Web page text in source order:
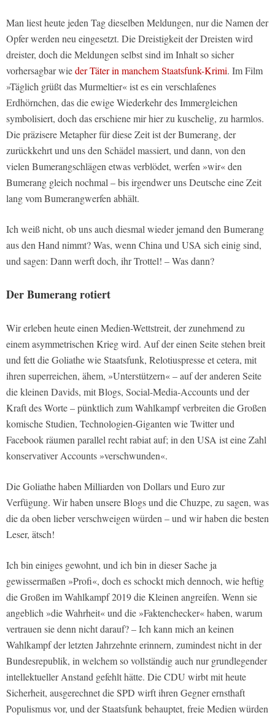
Man liest heute jeden Tag dieselben Meldungen, nur die Namen der
Opfer werden neu eingesetzt. Die Dreistigkeit der Dreisten wird
dreister, doch die Meldungen selbst sind im Inhalt so sicher
vorhersagbar wieder Täter in manchem Staatsfunk-Krimi. Im Film
»Täglich grüßt das Murmeltier« ist es ein verschlafenes
Erdhörnchen, das die ewige Wiederkehr des Immergleichen
symbolisiert, doch das erschiene mir hier zu kuschelig, zu harmlos.
Die präzisere Metapher für diese Zeit ist der Bumerang, der
zurückkehrt und uns den Schädel massiert, und dann, von den
vielen Bumerangschlägen etwas verblödet, werfen »wir« den
Bumerang gleich nochmal – bis irgendwer uns Deutsche eine Zeit
lang vom Bumerangwerfen abhält.
Ich weiß nicht, ob uns auch diesmal wieder jemand den Bumerang
aus den Hand nimmt? Was, wenn China und USA sich einig sind,
und sagen: Dann werft doch, ihr Trottel! – Was dann?
Der Bumerang rotiert
Wir erleben heute einen Medien-Wettstreit, der zunehmend zu
einem asymmetrischen Krieg wird. Auf der einen Seite stehen breit
und fett die Goliathe wie Staatsfunk, Relotiuspresse et cetera, mit
ihren superreichen, ähem, »Unterstützern« – auf der anderen Seite
die kleinen Davids, mit Blogs, Social-Media-Accounts und der
Kraft des Worte – pünktlich zum Wahlkampf verbreiten die Großen
komische Studien, Technologien-Giganten wie Twitter und
Facebook räumen parallel recht rabiat auf; in den USA ist eine Zahl
konservativer Accounts »verschwunden«.
Die Goliathe haben Milliarden von Dollars und Euro zur
Verfügung. Wir haben unsere Blogs und die Chuzpe, zu sagen, was
die da oben lieber verschweigen würden – und wir haben die besten
Leser, ätsch!
Ich bin einiges gewohnt, und ich bin in dieser Sache ja
gewissermaßen »Profi«, doch es schockt mich dennoch, wie heftig
die Großen im Wahlkampf 2019 die Kleinen angreifen. Wenn sie
angeblich »die Wahrheit« und die »Faktenchecker« haben, warum
vertrauen sie denn nicht darauf? – Ich kann mich an keinen
Wahlkampf der letzten Jahrzehnte erinnern, zumindest nicht in der
Bundesrepublik, in welchem so vollständig auch nur grundlegender
intellektueller Anstand gefehlt hätte. Die CDU wirbt mit heute
Sicherheit, ausgerechnet die SPD wirft ihren Gegner ernsthaft
Populismus vor, und der Staatsfunk behauptet, freie Medien würden